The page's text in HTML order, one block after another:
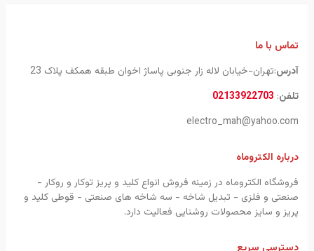
تماس با ما
آدرس:تهران-خیابان لاله زار جنوبی پاساژ اخوان طبقه همکف پلاک 23
تلفن:
02133922703
electro_mah@yahoo.com
درباره الکتروماه
فروشگاه الکتروماه در زمینه فروش انواع کلید و پریز توکار و روکار -
صنعتی و فلزی - تبدیل شاخه - سه شاخه های صنعتی - قوطی کلید و
پریز و سایز محصولات روشنایی فعالیت دارد.